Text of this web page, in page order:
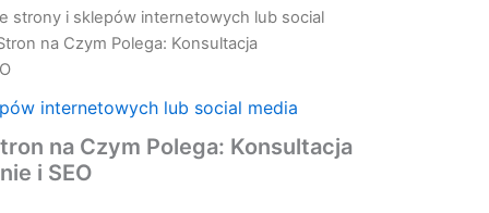
strony i sklepów internetowych lub social
na Czym Polega: Konsultacja
internetowych lub social media
na Czym Polega: Konsultacja
i SEO